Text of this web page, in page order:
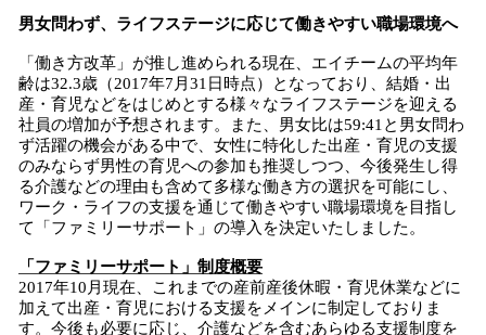
中
す
男女問わず、ライフステージに応じて働きやすい職場環境へ
「働き方改革」が推し進められる現在、エイチームの平均年
齢は32.3歳（2017年7月31日時点）となっており、結婚・出
産・育児などをはじめとする様々なライフステージを迎える
社員の増加が予想されます。また、男女比は59:41と男女問わ
ず活躍の機会がある中で、女性に特化した出産・育児の支援
のみならず男性の育児への参加も推奨しつつ、今後発生し得
る介護などの理由も含めて多様な働き方の選択を可能にし、
ワーク・ライフの支援を通じて働きやすい職場環境を目指し
て「ファミリーサポート」の導入を決定いたしました。
「ファミリーサポート」制度概要
2017年10月現在、これまでの産前産後休暇・育児休業などに
加えて出産・育児における支援をメインに制定しておりま
す。今後も必要に応じ、介護などを含むあらゆる支援制度を